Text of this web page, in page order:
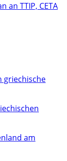
an TTIP, CETA
griechische
am